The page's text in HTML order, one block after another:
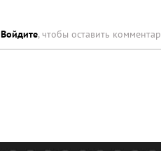
Войдите, чтобы оставить